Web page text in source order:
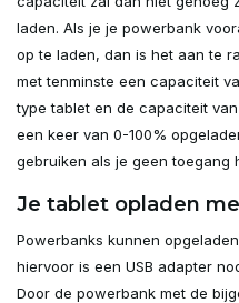
laden. Als je je powerbank
op te laden, dan is het aan te
met tenminste een capaciteit
type tablet en de capaciteit
een keer van 0-100%
gebruiken als je geen toegang
Je tablet opladen
Powerbanks kunnen
hiervoor is een USB adapter
Door de powerbank met de